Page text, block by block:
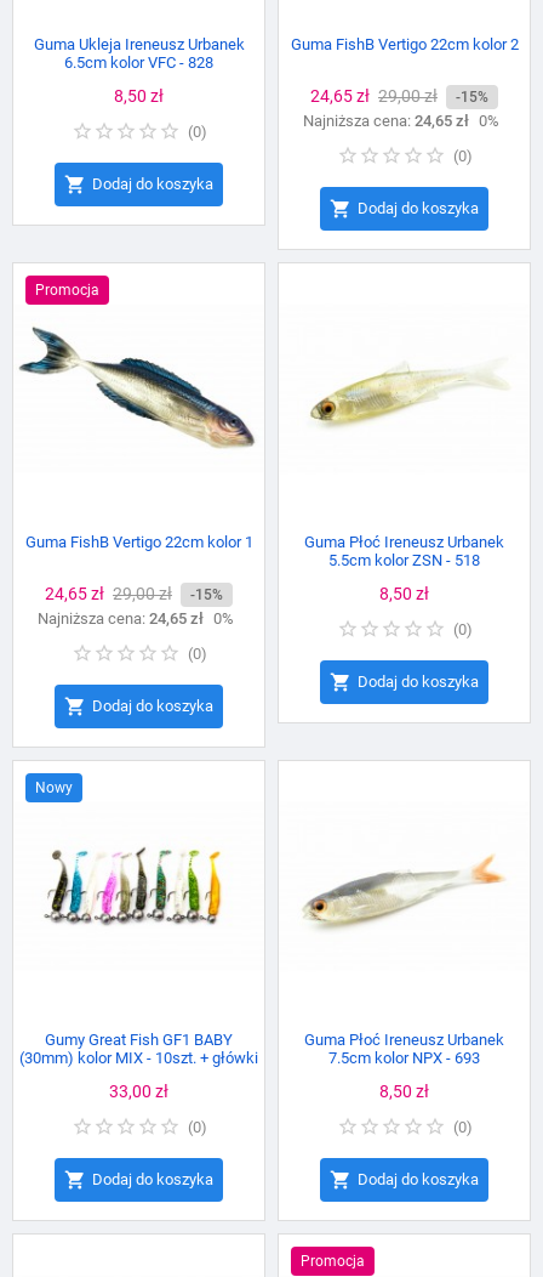
Guma Ukleja Ireneusz Urbanek
6.5cm kolor VFC - 828
Cena
8,50 zł
(0)
 Dodaj do koszyka
Guma FishB Vertigo 22cm kolor 2
Cena
24,65 zł Cena
podstawowa
29,00 zł -15%
Najniższa cena: 24,65 zł 0%
(0)
 Dodaj do koszyka
Promocja
Guma FishB Vertigo 22cm kolor 1
Cena
24,65 zł Cena
podstawowa
29,00 zł -15%
Najniższa cena: 24,65 zł 0%
(0)
 Dodaj do koszyka
Guma Płoć Ireneusz Urbanek
5.5cm kolor ZSN - 518
Cena
8,50 zł
(0)
 Dodaj do koszyka
Nowy
Gumy Great Fish GF1 BABY
(30mm) kolor MIX - 10szt. + główki
Cena
33,00 zł
(0)
 Dodaj do koszyka
Guma Płoć Ireneusz Urbanek
7.5cm kolor NPX - 693
Cena
8,50 zł
(0)
 Dodaj do koszyka
Promocja